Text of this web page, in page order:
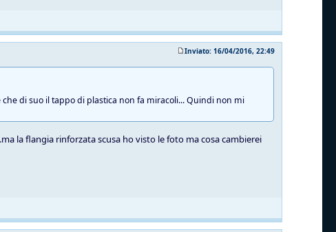
Inviato: 16/04/2016, 22:49
di suo il tappo di plastica non fa miracoli... Quindi non mi
la flangia rinforzata scusa ho visto le foto ma cosa cambierei